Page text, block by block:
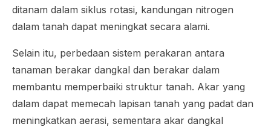
ditanam dalam siklus rotasi, kandungan nitrogen
dalam tanah dapat meningkat secara alami.
Selain itu, perbedaan sistem perakaran antara
tanaman berakar dangkal dan berakar dalam
membantu memperbaiki struktur tanah. Akar yang
dalam dapat memecah lapisan tanah yang padat dan
meningkatkan aerasi, sementara akar dangkal